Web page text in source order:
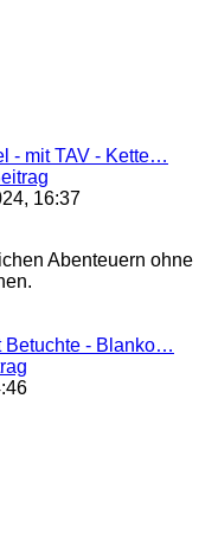
- mit TAV - Kette…
16:37
Abenteuern ohne
Betuchte - Blanko…